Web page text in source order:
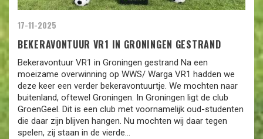
17-11-2025
BEKERAVONTUUR VR1 IN GRONINGEN GESTRAND
Bekeravontuur VR1 in Groningen gestrand Na een
moeizame overwinning op WWS/ Warga VR1 hadden we
deze keer een verder bekeravontuurtje. We mochten naar
buitenland, oftewel Groningen. In Groningen ligt de club
GroenGeel. Dit is een club met voornamelijk oud-studenten
die daar zijn blijven hangen. Nu mochten wij daar tegen
spelen, zij staan in de vierde...